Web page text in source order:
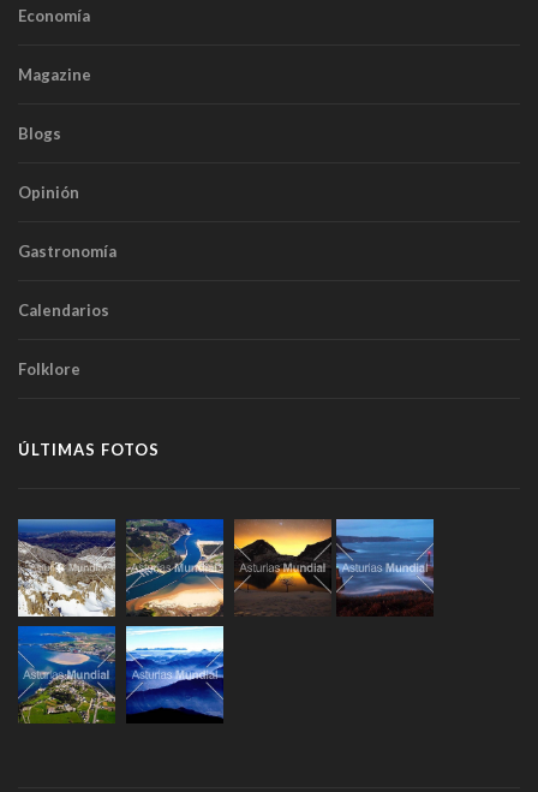
Economía
Magazine
Blogs
Opinión
Gastronomía
Calendarios
Folklore
ÚLTIMAS FOTOS